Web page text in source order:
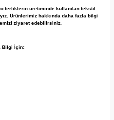
terliklerin üretiminde kullanılan tekstil
Ürünlerimiz hakkında daha fazla bilgi
ziyaret edebilirsiniz.
Bilgi İçin: